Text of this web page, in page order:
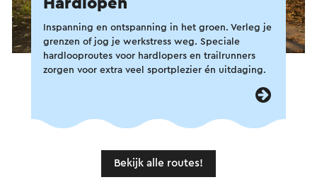
Hardlopen
Inspanning en ontspanning in het groen. Verleg je
grenzen of jog je werkstress weg. Speciale
hardlooproutes voor hardlopers en trailrunners
zorgen voor extra veel sportplezier én uitdaging.
Bekijk alle routes!